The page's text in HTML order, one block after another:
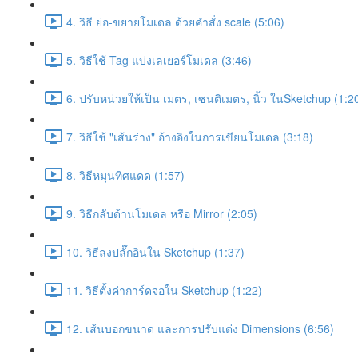
4. วิธี ย่อ-ขยายโมเดล ด้วยคำสั่ง scale (5:06)
5. วิธีใช้ Tag แบ่งเลเยอร์โมเดล (3:46)
6. ปรับหน่วยให้เป็น เมตร, เซนติเมตร, นิ้ว ในSketchup
7. วิธีใช้ "เส้นร่าง" อ้างอิงในการเขียนโมเดล (3:18)
8. วิธีหมุนทิศแดด (1:57)
9. วิธีกลับด้านโมเดล หรือ Mirror (2:05)
10. วิธีลงปลั๊กอินใน Sketchup (1:37)
11. วิธีตั้งค่าการ์ดจอใน Sketchup (1:22)
12. เส้นบอกขนาด และการปรับแต่ง Dimensions (6:56)